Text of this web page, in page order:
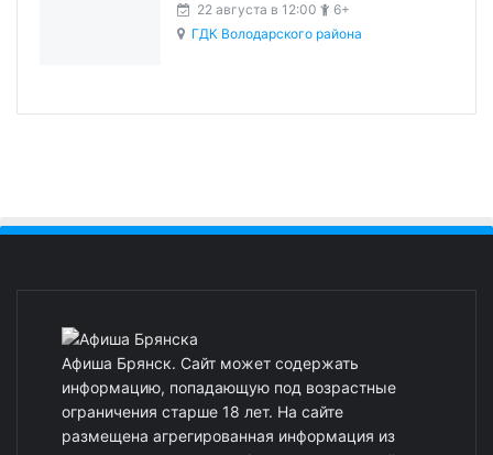
22 августа в 12:00
6+
ГДК Володарского района
Афиша Брянск. Сайт может содержать
информацию, попадающую под возрастные
ограничения старше 18 лет. На сайте
размещена агрегированная информация из